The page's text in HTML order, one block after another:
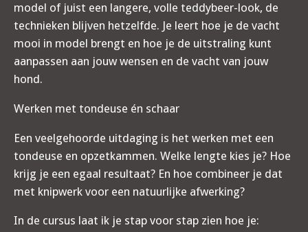
model of juist een langere, volle teddybeer-look, de
technieken blijven hetzelfde. Je leert hoe je de vacht
mooi in model brengt en hoe je de uitstraling kunt
aanpassen aan jouw wensen en de vacht van jouw
hond.
Werken met tondeuse én schaar
Een veelgehoorde uitdaging is het werken met een
tondeuse en opzetkammen. Welke lengte kies je? Hoe
krijg je een egaal resultaat? En hoe combineer je dat
met knipwerk voor een natuurlijke afwerking?
In de cursus laat ik je stap voor stap zien hoe je: